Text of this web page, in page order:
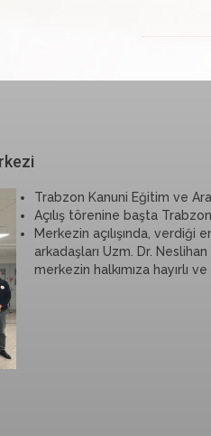
Trabzon Kanuni Eğitim ve
Açılış törenine başta
Merkezin açılışında, verdiği
arkadaşları Uzm. Dr.
merkezin halkımıza hayırlı